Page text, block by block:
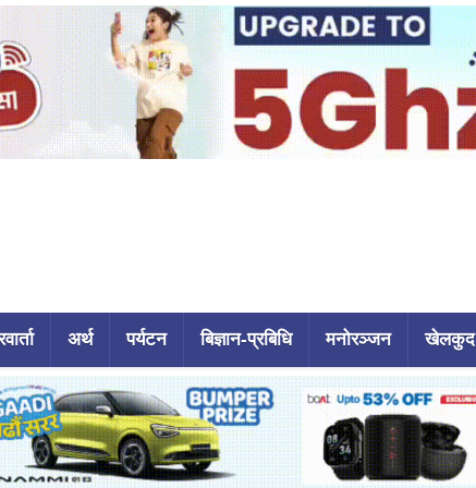
अर्थ पर्यटन बिज्ञान-प्रबिधि मनोरञ्जन खेलकुद